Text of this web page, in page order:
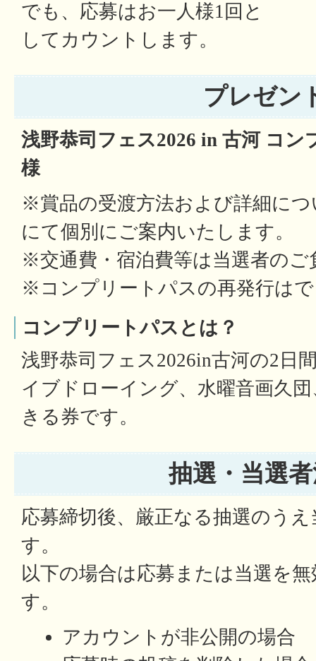
でも、応募はお一人様1回と
してカウントします。
プレゼン
浅野恭司フェス2026 in 古河 コン
様
※賞品の受渡方法および詳細に
にて個別にご案内いたします。
※交通費・宿泊費等は当選者のご
※コンプリートパスの再発行は
コンプリートパスとは？
浅野恭司フェス2026in古河の2日
イブドローイング、水曜音画久
きる券です。
抽選・当選
応募締切後、厳正なる抽選のう
す。
以下の場合は応募または当選を
す。
アカウントが非公開の場合